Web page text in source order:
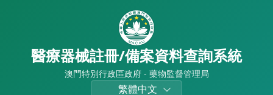
醫療器械註冊/備案資料查詢系統
澳門特別行政區政府 - 藥物監督管理局
繁體中文